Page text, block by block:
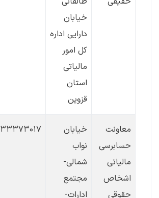
خیابان
دارایی اداره
کل امور
مالیاتی
استان
قزوین
معاونت
حسابرسی
مالیاتی
اشخاص
حقوقی
خیابان
نواب
شمالی-
مجتمع
ادارات-
۳۳۳۷۳۰۱۷